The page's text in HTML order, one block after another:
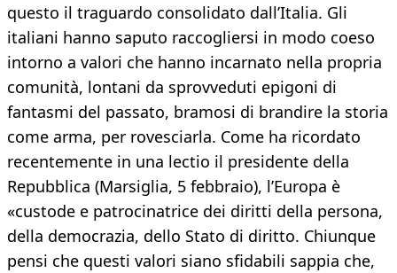
questo il traguardo consolidato dall’Italia. Gli
italiani hanno saputo raccogliersi in modo coeso
intorno a valori che hanno incarnato nella propria
comunità, lontani da sprovveduti epigoni di
fantasmi del passato, bramosi di brandire la storia
come arma, per rovesciarla. Come ha ricordato
recentemente in una lectio il presidente della
Repubblica (Marsiglia, 5 febbraio), l’Europa è
«custode e patrocinatrice dei diritti della persona,
della democrazia, dello Stato di diritto. Chiunque
pensi che questi valori siano sfidabili sappia che,